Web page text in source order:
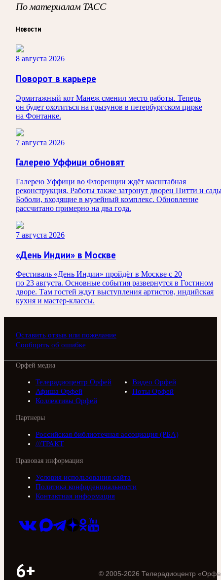
По материалам ТАСС
Новости
8 августа 2026
Поворот в карьере
Эрмитажный кот Манеж сменил место работы. Теперь
он будет охотиться на грызунов в петербургском цирке
на Фонтанке.
7 августа 2026
Галерею Уффици обновят
Галерею Уффици во Флоренции ждёт масштабная
реконструкция. Работы также затронут дворец Питти и
Боболи, входящие в музейный комплекс. Обновление
рассчитано примерно на два года.
7 августа 2026
«День Индии» в Москве
Фестиваль «День Индии» пройдёт в Москве с 20
по 23 августа. Основные события развернутся в Гостином
дворе. Там гостей ждут выступления артистов, индийская
кухня и мастер-классы.
Оставить отзыв или пожелание
Сообщить об ошибке
Орфей медиа
Телерадиоцентр Орфей
Видео Орфей
Афиша Орфей
Ноты Орфей
Коллективы Орфей
Партнеры
Российская библиотечная ассоциация (РБА)
///ТРАКТ
Правовая информация
Условия использования сайта
Политика конфиденциальности
Контактная информация
6+ © 2005-2026 Телерадиоцентр